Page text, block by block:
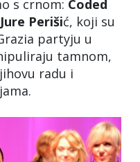
s crnom: Coded
Perišić, koji su
partyju u
tamnom,
radu i